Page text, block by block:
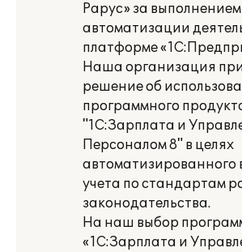
Рарус» за
автоматизации
платформе
Наша организация
решение об
программного
"1С:Зарплата и
Персоналом 8" в целях
автоматизированного
учета по стандартам
законодательства.
На наш выбор
«1С:Зарплата и